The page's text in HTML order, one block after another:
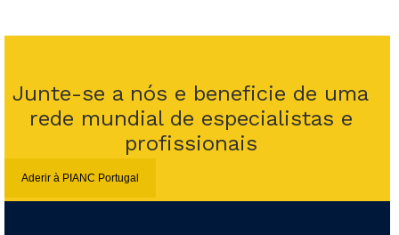
Junte-se a nós e beneficie de uma
rede mundial de especialistas e
profissionais
Aderir à PIANC Portugal